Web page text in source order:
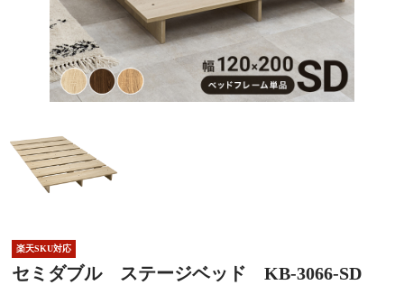
楽天SKU対応
セミダブル ステージベッド KB-3066-SD